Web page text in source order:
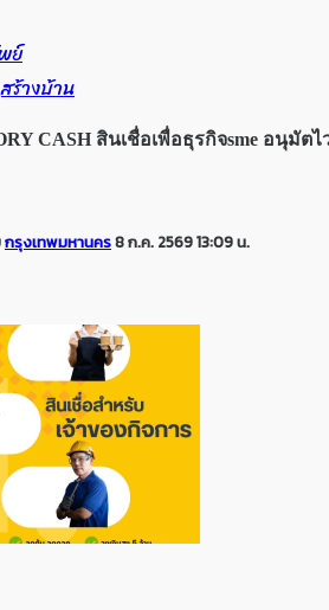
ย์
ร้างบ้าน
CASH สินเชื่อเพื่อธุรกิจsme อนุมัตไ
กรุงเทพมหานคร8 ก.ค. 2569 13:09 น.